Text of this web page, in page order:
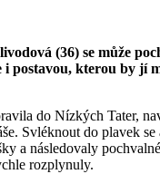
(36) se může
i postavou, kterou by jí
do Nízkých Tater,
Svléknout do plavek se
a následovaly
rozplynuly.